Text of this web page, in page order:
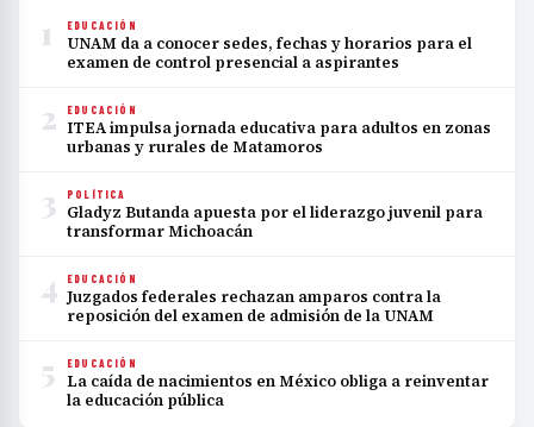
1 EDUCACIÓN
UNAM da a conocer sedes, fechas y horarios para el
examen de control presencial a aspirantes
2 EDUCACIÓN
ITEA impulsa jornada educativa para adultos en zonas
urbanas y rurales de Matamoros
3 POLÍTICA
Gladyz Butanda apuesta por el liderazgo juvenil para
transformar Michoacán
4 EDUCACIÓN
Juzgados federales rechazan amparos contra la
reposición del examen de admisión de la UNAM
5 EDUCACIÓN
La caída de nacimientos en México obliga a reinventar
la educación pública